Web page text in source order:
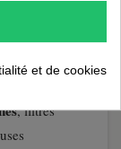
en
, filtres
et de cookies